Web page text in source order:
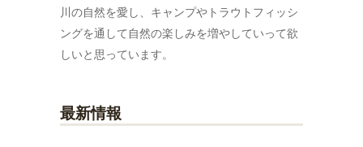
川の自然を愛し、キャンプやトラウトフィッシ
ングを通して自然の楽しみを増やしていって欲
しいと思っています。
最新情報